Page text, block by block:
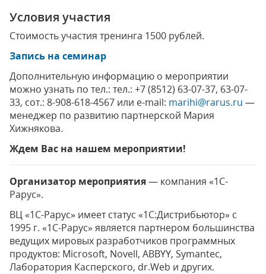
Условия участия
Стоимость участия тренинга 1500 рублей.
Запись на семинар
Дополнительную информацию о мероприятии
можно узнать по тел.: тел.: +7 (8512) 63-07-37, 63-07-
33, сот.: 8-908-618-4567 или e-mail: marihi@rarus.ru —
менеджер по развитию партнерской Мария
Хижнякова.
Ждем Вас на нашем мероприятии!
Организатор мероприятия— компания «1С-
Рарус».
ВЦ «1С-Рарус» имеет статус «1С:Дистрибьютор» с
1995 г. «1С-Рарус» является партнером большинства
ведущих мировых разработчиков программных
продуктов: Microsoft, Novell, ABBYY, Symantec,
Лаборатория Касперского, dr.Web и других.